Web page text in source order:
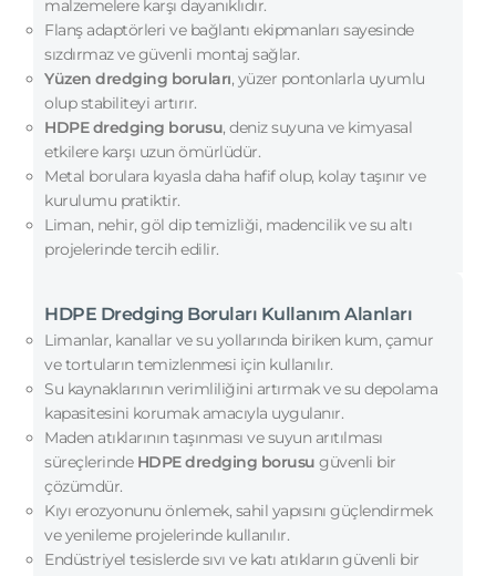
malzemelere karşı dayanıklıdır.
Flanş adaptörleri ve bağlantı ekipmanları sayesinde
sızdırmaz ve güvenli montaj sağlar.
Yüzen dredging boruları, yüzer pontonlarla uyumlu
olup stabiliteyi artırır.
HDPE dredging borusu, deniz suyuna ve kimyasal
etkilere karşı uzun ömürlüdür.
Metal borulara kıyasla daha hafif olup, kolay taşınır ve
kurulumu pratiktir.
Liman, nehir, göl dip temizliği, madencilik ve su altı
projelerinde tercih edilir.
HDPE Dredging Boruları Kullanım Alanları
Limanlar, kanallar ve su yollarında biriken kum, çamur
ve tortuların temizlenmesi için kullanılır.
Su kaynaklarının verimliliğini artırmak ve su depolama
kapasitesini korumak amacıyla uygulanır.
Maden atıklarının taşınması ve suyun arıtılması
süreçlerinde HDPE dredging borusu güvenli bir
çözümdür.
Kıyı erozyonunu önlemek, sahil yapısını güçlendirmek
ve yenileme projelerinde kullanılır.
Endüstriyel tesislerde sıvı ve katı atıkların güvenli bir